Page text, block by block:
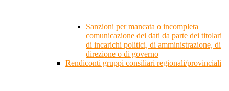
Sanzioni per mancata o incompleta
comunicazione dei dati da parte dei titolari
di incarichi politici, di amministrazione, di
direzione o di governo
Rendiconti gruppi consiliari regionali/provinciali